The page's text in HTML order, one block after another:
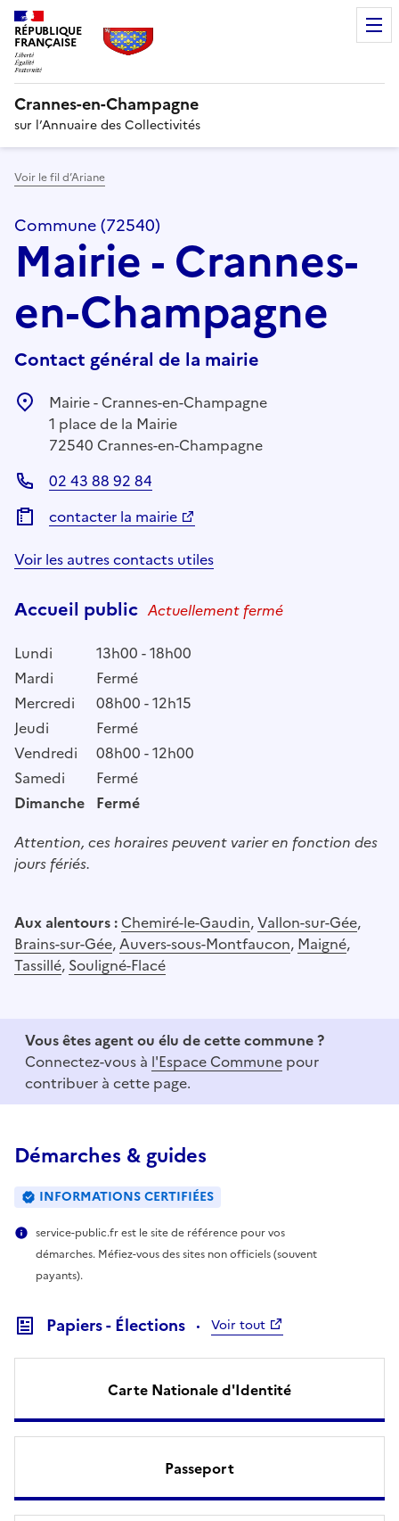
RÉPUBLIQUE
FRANÇAISE
Crannes-en-Champagne
sur l’Annuaire des Collectivités
Voir le fil d’Ariane
Commune (72540)
Mairie - Crannes-
en-Champagne
Contact général de la mairie
Mairie - Crannes-en-Champagne
1 place de la Mairie
72540 Crannes-en-Champagne
02 43 88 92 84
contacter la mairie
Voir les autres contacts utiles
Accueil public Actuellement fermé
Lundi
13h00 - 18h00
Mardi
Fermé
Mercredi
08h00 - 12h15
Jeudi
Fermé
Vendredi
08h00 - 12h00
Samedi
Fermé
Dimanche Fermé
Attention, ces horaires peuvent varier en fonction des
jours fériés.
Aux alentours : Chemiré-le-Gaudin,Vallon-sur-Gée,
Brains-sur-Gée,Auvers-sous-Montfaucon, Maigné,
Tassillé, Souligné-Flacé
Vous êtes agent ou élu de cette commune ?
Connectez-vous à l'Espace Commune pour
contribuer à cette page.
Démarches & guides
INFORMATIONS CERTIFIÉES
service-public.fr est le site de référence pour vos
démarches. Méfiez-vous des sites non officiels (souvent
payants).
Papiers - Élections Voir tout
Carte Nationale d'Identité
Passeport